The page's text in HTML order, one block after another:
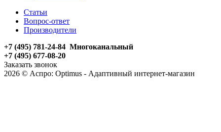
Статьи
Вопрос-ответ
Производители
+7 (495) 781-24-84 Многоканальный
+7 (495) 677-08-20
Заказать звонок
2026 © Аспро: Optimus - Адаптивный интернет-магазин